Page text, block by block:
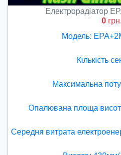
Електрорадіатор
0грн.
Модель:
Кількість
Максимальна
Опалювана площа
Середня витрата